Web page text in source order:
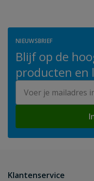
NIEUWSBRIEF
Blijf op de
producten en
Klantenservice